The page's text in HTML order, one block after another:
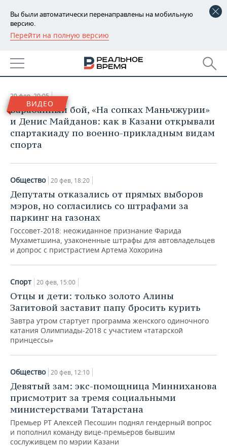
Вы были автоматически перенаправлены на мобильную
версию.
Перейти на полную версию
РЕГИОНЫ
БАШКОРТОСТАН
УДМУРТИЯ
НОВОСТИ
НОВОСТИ АНАЛИТИКИ
ДЕКЛАРАЦИИ О ДОХОДАХ
КОРОЛИ ГОСЗАКАЗА ПФО
ВУЗЫ ТАТАРСТАНА
КОМУ ПРИНАДЛЕЖАТ
ТОРГОВЫЕ ЦЕНТРЫ
ТАТАРСТАНА
ЭКОНОМИКА
НОВОСТИ ЭКОНОМИКИ
ФИНАНСЫ
БАНКИ
БЮДЖЕТ
ИНВЕСТИЦИИ
ПРОМЫШЛЕННОСТЬ
НОВОСТИ
АГРОПРОМ
МАШИНОСТРОЕНИЕ
НЕФТЕХИМИЯ
НЕФТЬ
ОПК
ЭНЕРГЕТИКА
НОВОСТИ НЕДВИЖИМОСТИ
АВТО
НОВОСТИ АВТО
БИЗНЕС
НОВОСТИ БИЗНЕСА
РОЗНИЧНАЯ ТОРГОВЛЯ
УСЛУГИ
ТЕХНОЛОГИИ
НОВОСТИ ТЕХНОЛОГИЙ
МЕДИА
МЕРОПРИЯТИЯ
ВЫЕЗДНАЯ РЕДАКЦИЯ
ONLINE-КОНФЕРЕНЦИИ
НОВОСТИ СПОРТА
ХОККЕЙ
ВОЛЕЙБОЛ
КИБЕРСПОРТ
ФИГУРНОЕ КАТАНИЕ
ОБЩЕСТВО
ВЛАСТЬ
ИСТОРИЯ
КУЛЬТУРА
МЕДИЦИНА
ФОТОГАЛЕРЕЯ
СЮЖЕТЫ
СПИСОК ПЕРСОН
СПИСОК КОМПАНИЙ
ПОЛНАЯ ВЕРСИЯ
20.02.2018
ВИДЕО
20 фев, 20:05
Барабанный бой, «На сопках Маньчжурии»
и Денис Майданов: как в Казани открывали
спартакиаду по военно-прикладным видам
спорта
Общество 20 фев, 18:20
Депутаты отказались от прямых выборов
мэров, но согласились со штрафами за
паркинг на газонах
Госсовет-2018: неожиданное признание Фарида
Мухаметшина, узаконенные штрафы для автовладельцев
и допрос с пристрастием Артема Хохорина
Спорт 20 фев, 15:00
Отцы и дети: только золото Алины
Загитовой заставит папу бросить курить
Завтра утром стартует программа женского одиночного
катания Олимпиады-2018 с участием «татарской
принцессы»
Общество 20 фев, 12:10
Девятый зам: экс-помощница Минниханова
присмотрит за тремя социальными
министерствами Татарстана
Премьер РТ Алексей Песошин поднял гендерный вопрос
и пополнил команду вице-премьеров бывшим
сослуживцем по мэрии Казани